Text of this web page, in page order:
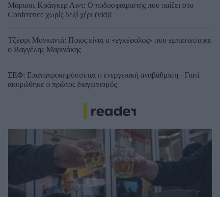
Μάριους Κράιγκερ Λιντ: Ο ποδοσφαιριστής που παίζει στο
Conference χωρίς δεξί χέρι (vid)!
Τζέφρι Μονκαντά: Ποιος είναι ο «εγκέφαλος» που εμπιστεύτηκε
ο Βαγγέλης Μαρινάκης
ΣΕΦ: Επαναπροκηρύσσεται η ενεργειακή αναβάθμιση - Γιατί
ακυρώθηκε ο πρώτος διαγωνισμός